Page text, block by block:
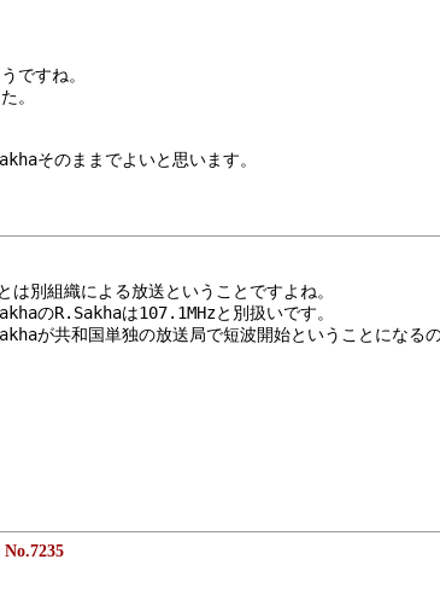
ですね。
。
そのままでよいと思います。
別組織による放送ということですよね。
のR.Sakhaは107.1MHzと別扱いです。
が共和国単独の放送局で短波開始ということになるの
No.7235